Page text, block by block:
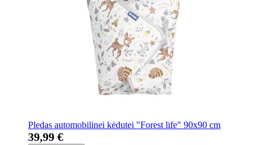
Pledas automobilinei kėdutei "Forest life" 90x90 cm
39,99 €